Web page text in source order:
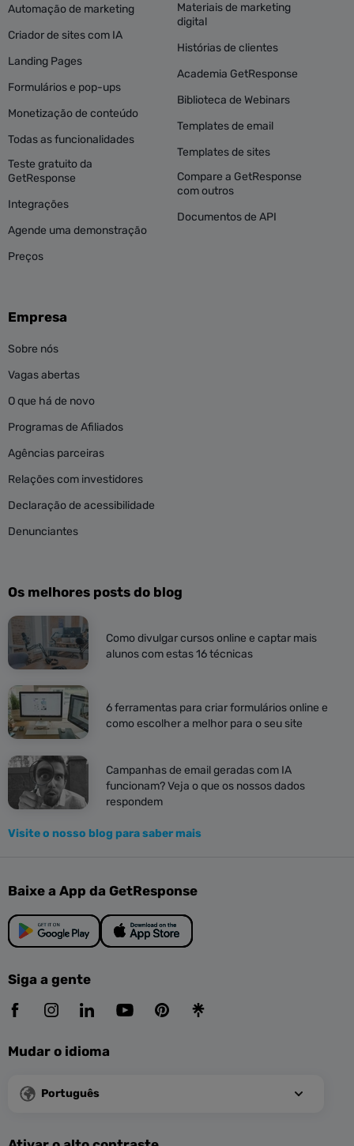
Automação de marketing
Criador de sites com IA
Landing Pages
Formulários e pop-ups
Monetização de conteúdo
Todas as funcionalidades
Teste gratuito da
GetResponse
Integrações
Agende uma demonstração
Preços
Materiais de marketing
digital
Histórias de clientes
Academia GetResponse
Biblioteca de Webinars
Templates de email
Templates de sites
Compare a GetResponse
com outros
Documentos de API
Empresa
Sobre nós
Vagas abertas
O que há de novo
Programas de Afiliados
Agências parceiras
Relações com investidores
Declaração de acessibilidade
Denunciantes
Os melhores posts do blog
Como divulgar cursos online e captar mais
alunos com estas 16 técnicas
6 ferramentas para criar formulários online e
como escolher a melhor para o seu site
Campanhas de email geradas com IA
funcionam? Veja o que os nossos dados
respondem
Visite o nosso blog para saber mais
Baixe a App da GetResponse
Siga a gente
Mudar o idioma
Português